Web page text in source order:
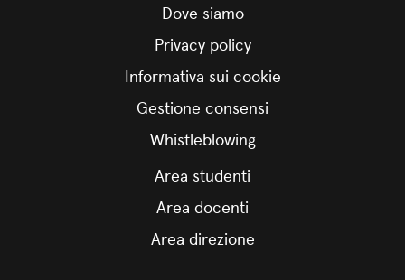
Dove siamo
Privacy policy
Informativa sui cookie
Gestione consensi
Whistleblowing
Area studenti
Area docenti
Area direzione